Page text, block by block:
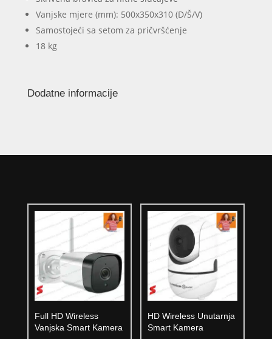
Vanjske mjere (mm): 500x350x310 (D/Š/V)
Samostojeći sa setom za pričvršćenje
18 kg
Dodatne informacije
Full HD Wireless
Vanjska Smart Kamera
HD Wireless Unutarnja
Smart Kamera